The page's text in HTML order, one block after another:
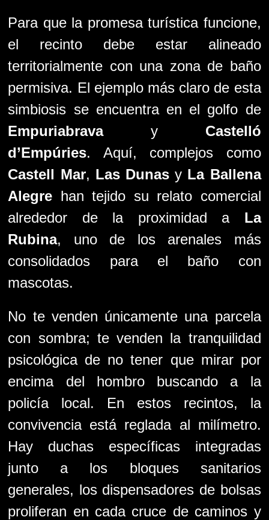
Para que la promesa turística funcione,
el recinto debe estar alineado
territorialmente con una zona de baño
permisiva. El ejemplo más claro de esta
simbiosis se encuentra en el golfo de
Empuriabravay Castelló
d’Empúries. Aquí, complejos como
Castell Mar, Las Dunas y La Ballena
Alegre han tejido su relato comercial
alrededor de la proximidad a La
Rubina, uno de los arenales más
consolidados para el baño con
mascotas.
No te venden únicamente una parcela
con sombra; te venden la tranquilidad
psicológica de no tener que mirar por
encima del hombro buscando a la
policía local. En estos recintos, la
convivencia está reglada al milímetro.
Hay duchas específicas integradas
junto a los bloques sanitarios
generales, los dispensadores de bolsas
proliferan en cada cruce de caminos y